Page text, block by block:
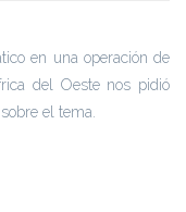
en una operación de
del Oeste nos pidió
el tema.